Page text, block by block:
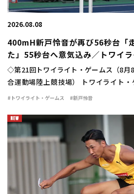
2026.08.08
400mH新戸怜音が再び56秒台「
た」55秒台へ意気込み／トワイ
◇第21回トワイライト・ゲームス（8月
合運動場陸上競技場） トワイライト
400mハードルは新戸怜音（VIDA）が
#トワイライト・ゲームス #新戸怜音